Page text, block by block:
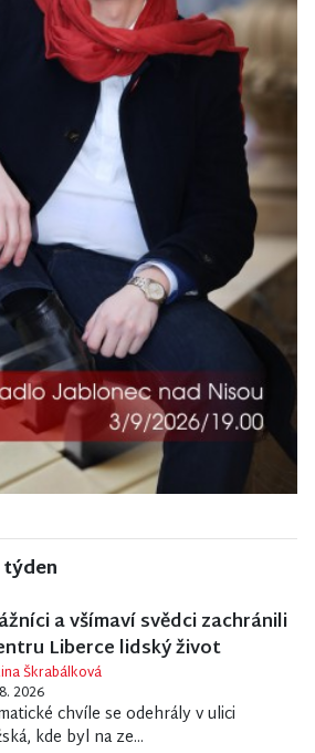
a všímaví svědci zachránili
Liberce lidský život
Škrabálková
2026
chvíle se odehrály v ulici
kde byl na ze...